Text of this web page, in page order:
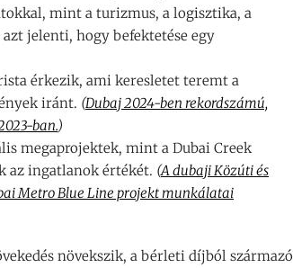
mint a turizmus, a logisztika, a
jelenti, hogy befektetése egy
érkezik, ami keresletet teremt a
iránt. (Dubaj 2024-ben rekordszámú,
ban.)
megaprojektek, mint a Dubai Creek
az ingatlanok értékét. (A dubaji Közúti és
Metro Blue Line projekt munkálatai
növekszik, a bérleti díjból származó